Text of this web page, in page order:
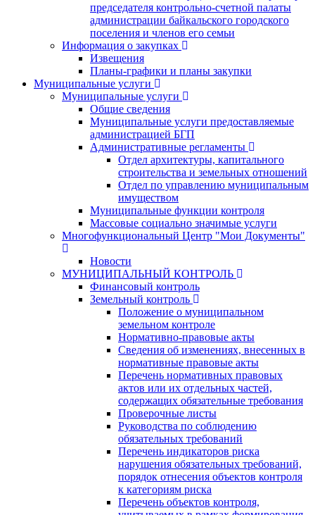
председателя контрольно-счетной палаты
администрации байкальского городского
поселения и членов его семьи
Информация о закупках
Извещения
Планы-графики и планы закупки
Муниципальные услуги
Муниципальные услуги
Общие сведения
Муниципальные услуги предоставляемые
администрацией БГП
Административные регламенты
Отдел архитектуры, капитального
строительства и земельных отношений
Отдел по управлению муниципальным
имуществом
Муниципальные функции контроля
Массовые социально значимые услуги
Многофункциональный Центр "Мои Документы"
Новости
МУНИЦИПАЛЬНЫЙ КОНТРОЛЬ
Финансовый контроль
Земельный контроль
Положение о муниципальном
земельном контроле
Нормативно-правовые акты
Сведения об изменениях, внесенных в
нормативные правовые акты
Перечень нормативных правовых
актов или их отдельных частей,
содержащих обязательные требования
Проверочные листы
Руководства по соблюдению
обязательных требований
Перечень индикаторов риска
нарушения обязательных требований,
порядок отнесения объектов контроля
к категориям риска
Перечень объектов контроля,